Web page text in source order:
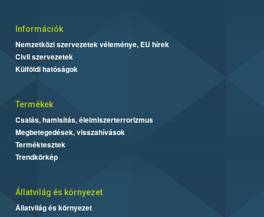
Információk
Nemzetközi szervezetek véleménye, EU hírek
Civil szervezetek
Külföldi hatóságok
Termékek
Csalás, hamisítás, élelmiszerterrorizmus
Megbetegedések, visszahívások
Terméktesztek
Trendkörkép
Állatvilág és környezet
Állatvilág és környezet